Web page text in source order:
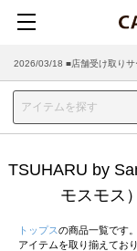
2026/03/18 ■店舗受け取りサ
TSUHARU by
モスモス
トップスの商品一覧です。
アイテムを取り揃えてお